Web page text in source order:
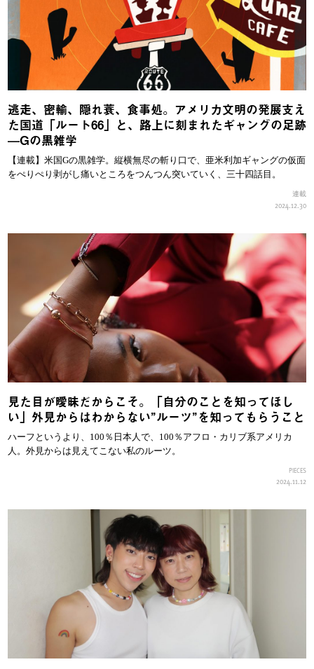
逃走、密輸、隠れ蓑、食事処。アメリカ文明の発展支え
た国道「ルート66」と、路上に刻まれたギャングの足跡
—Gの黒雑学
【連載】米国Gの黒雑学。縦横無尽の斬り口で、亜米利加ギャングの仮面
をぺりぺり剥がし痛いところをつんつん突いていく、三十四話目。
連載
2024.12.30
見た目が曖昧だからこそ。「自分のことを知ってほし
い」外見からはわからない”ルーツ”を知ってもらうこと
ハーフというより、100％日本人で、100％アフロ・カリブ系アメリカ
人。外見からは見えてこない私のルーツ。
PIECES
2024.11.12